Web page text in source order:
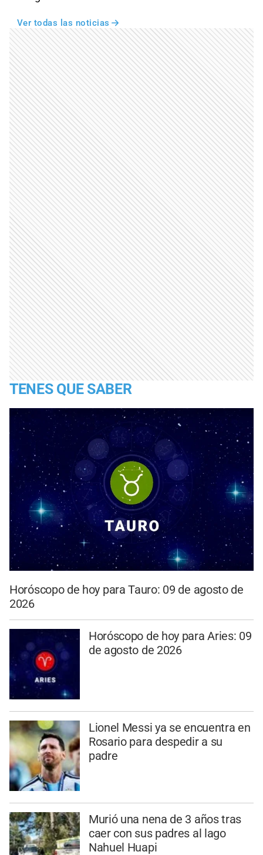
Ver todas las noticias
TENES QUE SABER
Horóscopo de hoy para Tauro: 09 de agosto de
2026
Horóscopo de hoy para Aries: 09
de agosto de 2026
Lionel Messi ya se encuentra en
Rosario para despedir a su
padre
Murió una nena de 3 años tras
caer con sus padres al lago
Nahuel Huapi